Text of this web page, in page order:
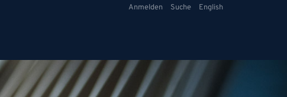
Anmelden Suche English